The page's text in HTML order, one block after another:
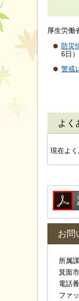
厚生労働
防災
6日）
警戒
よく
現在よく
お問
所属
箕面
電話
ファ